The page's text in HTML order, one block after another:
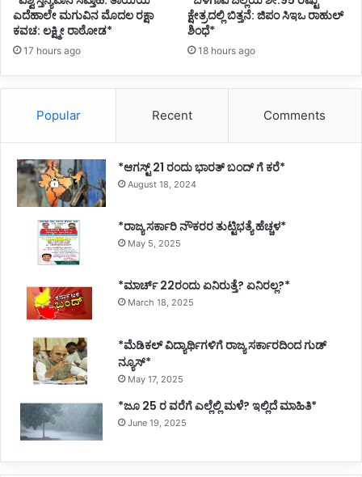
h
o
l
ಎದೆಹಾಲೇ ಮಗುವಿನ ಮೊದಲ ರಕ್ಷಾ
ಕವಚ: ಲಕ್ಷ್ಮೀ ರಾಠೋಡ*
17 hours ago
ಕ್ಷೇತ್ರದಲ್ಲಿ ಬಿತ್ತನೆ: ಜಿಪಂ ಸಿಇಒ ರಾಹುಲ್
ಶಿಂಧೆ*
18 hours ago
Popular Recent Comments
*ಆಗಸ್ಟ್ 21 ರಂದು ಭಾರತ್‌ ಬಂದ್‌ ಗೆ ಕರೆ*
August 18, 2024
*ರಾಜ್ಯ ಸರ್ಕಾರಿ ನೌಕರರ ತುಟ್ಟಿಭತ್ಯೆ ಹೆಚ್ಚಳ*
May 5, 2025
*ಮಾರ್ಚ್ 22ರಂದು ಏನಿರುತ್ತೆ? ಏನಿರಲ್ಲ?*
March 18, 2025
*ಮೆಡಿಕಲ್ ವಿದ್ಯಾರ್ಥಿಗಳಿಗೆ ರಾಜ್ಯ ಸರ್ಕಾರದಿಂದ ಗುಡ್
ನ್ಯೂಸ್*
May 17, 2025
*ಜೂ 25 ರ ವರೆಗೆ ಎಲ್ಲೆಲ್ಲಿ ಮಳೆ? ಇಲ್ಲಿದೆ ಮಾಹಿತಿ*
June 19, 2025